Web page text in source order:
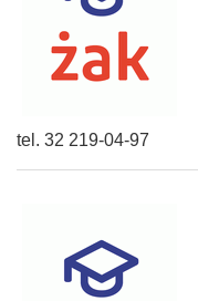
tel. 32 219-04-97